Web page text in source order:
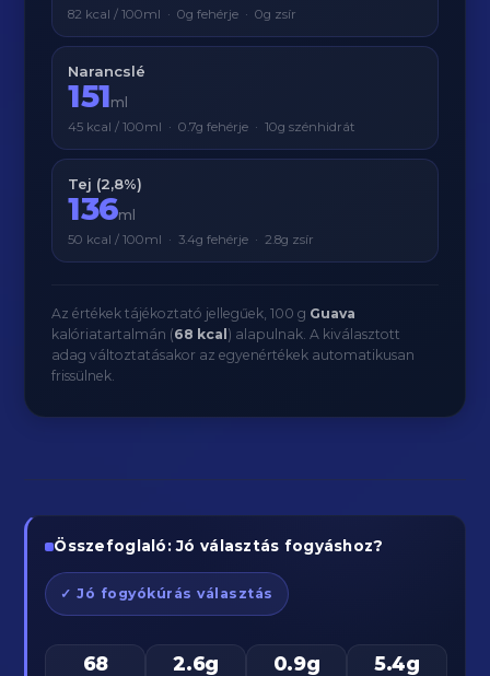
82 kcal / 100ml · 0g fehérje · 0g zsír
Narancslé
151ml
45 kcal / 100ml · 0.7g fehérje · 10g szénhidrát
Tej (2,8%)
136ml
50 kcal / 100ml · 3.4g fehérje · 2.8g zsír
Az értékek tájékoztató jellegűek, 100 g Guava
kalóriatartalmán (68 kcal ) alapulnak. A kiválasztott
adag változtatásakor az egyenértékek automatikusan
frissülnek.
Összefoglaló: Jó választás fogyáshoz?
✓ Jó fogyókúrás választás
68 2.6g 0.9g 5.4g